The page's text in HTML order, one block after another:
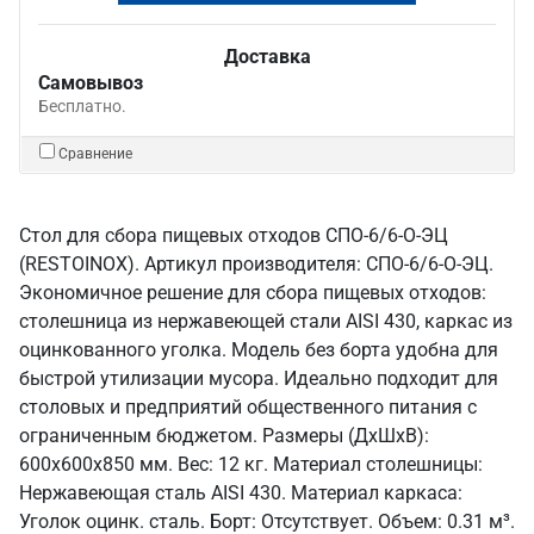
Доставка
Самовывоз
Бесплатно.
Сравнение
Стол для сбора пищевых отходов СПО-6/6-О-ЭЦ
(RESTOINOX). Артикул производителя: СПО-6/6-О-ЭЦ.
Экономичное решение для сбора пищевых отходов:
столешница из нержавеющей стали AISI 430, каркас из
оцинкованного уголка. Модель без борта удобна для
быстрой утилизации мусора. Идеально подходит для
столовых и предприятий общественного питания с
ограниченным бюджетом. Размеры (ДхШхВ):
600x600x850 мм. Вес: 12 кг. Материал столешницы:
Нержавеющая сталь AISI 430. Материал каркаса:
Уголок оцинк. сталь. Борт: Отсутствует. Объем: 0.31 м³.